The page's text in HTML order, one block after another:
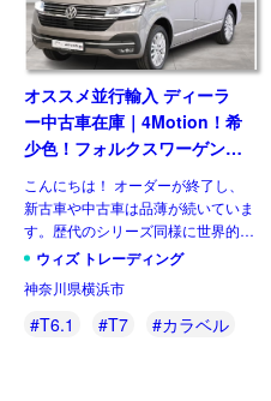
オススメ並行輸入 ディーラ
ー中古車在庫｜4Motion！希
少色！フォルクスワーゲン
T6.1 マルチバン Generation
Six SWB 2.0TDI 204PS 7人
乗り 7DSG 左ハンドル
こんにちは！ オーダーが終了し、
新古車や中古車は品薄が続いていま
す。歴代のシリーズ同様に世界的に
人気のある車なので、納得の状態で
は、フェイスリフト後のT6.1 乗用
グレード、マルチ&nbsp […]
ウィズ トレーディング
神奈川県横浜市
#T6.1 #T7 #カラベル